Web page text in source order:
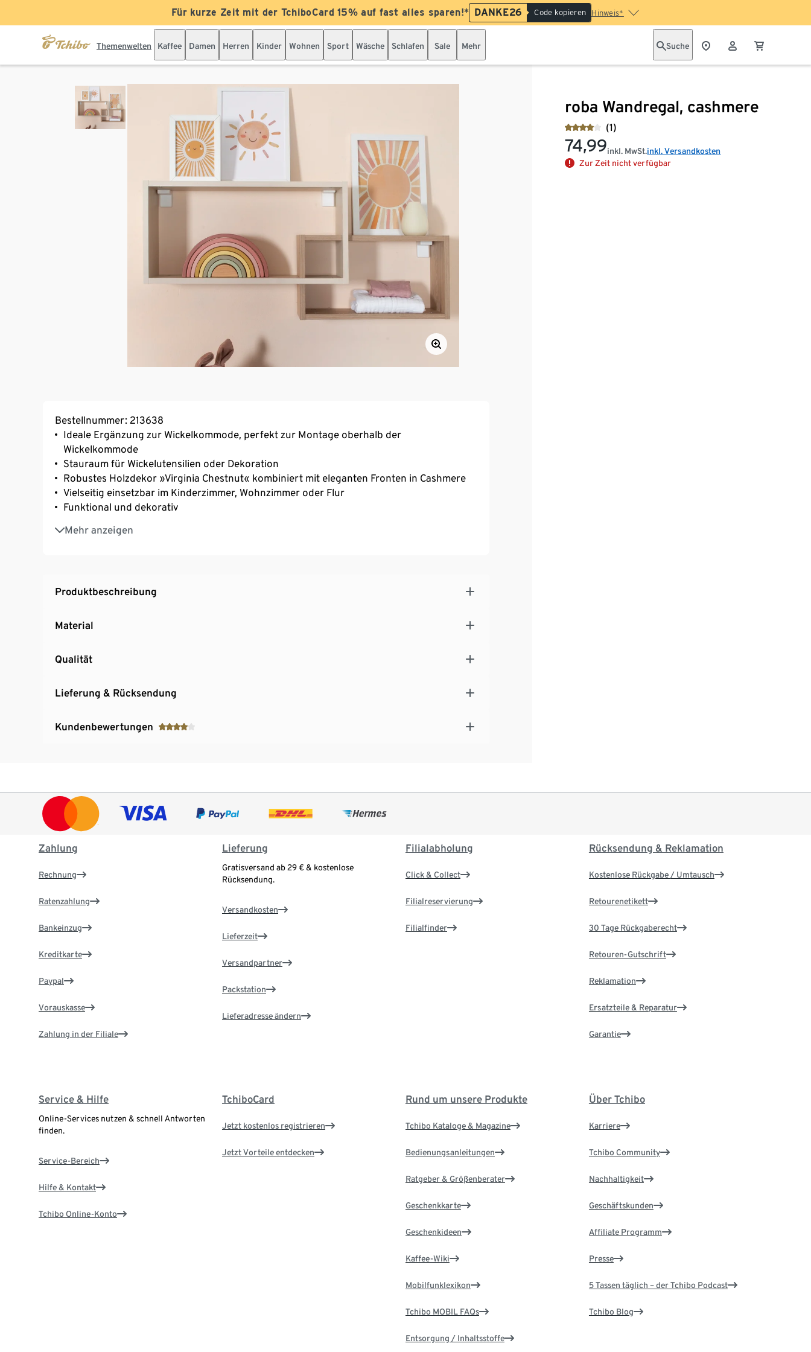
Für kurze Zeit mit der TchiboCard 15% auf fast alles sparen!* DANKE26 Code kopieren Hinweis*
Themenwelten Kaffee Damen Herren Kinder Wohnen Sport Wäsche Schlafen Sale Mehr Suche
roba Wandregal, cashmere
(1)
74,99inkl. MwSt.inkl. Versandkosten
Zur Zeit nicht verfügbar
Bestellnummer: 213638
Ideale Ergänzung zur Wickelkommode, perfekt zur Montage oberhalb der
Wickelkommode
Stauraum für Wickelutensilien oder Dekoration
Robustes Holzdekor »Virginia Chestnut« kombiniert mit eleganten Fronten in Cashmere
Vielseitig einsetzbar im Kinderzimmer, Wohnzimmer oder Flur
Funktional und dekorativ
Mehr anzeigen
Stabiler Aufbau mit abgerundeten Kanten für mehr Sicherheit
Ideal harmonierend mit den Wickelkommoden der roba Kinderzimmerserien »Jil« und
Produktbeschreibung
Material
Qualität
Lieferung & Rücksendung
Kundenbewertungen
Zahlung
Rechnung
Ratenzahlung
Bankeinzug
Kreditkarte
Paypal
Vorauskasse
Zahlung in der Filiale
Lieferung
Gratisversand ab 29 € & kostenlose
Rücksendung.
Versandkosten
Lieferzeit
Versandpartner
Packstation
Lieferadresse ändern
Filialabholung
Click & Collect
Filialreservierung
Filialfinder
Rücksendung & Reklamation
Kostenlose Rückgabe / Umtausch
Retourenetikett
30 Tage Rückgaberecht
Retouren-Gutschrift
Reklamation
Ersatzteile & Reparatur
Garantie
Service & Hilfe
Online-Services nutzen & schnell Antworten
finden.
Service-Bereich
Hilfe & Kontakt
Tchibo Online-Konto
TchiboCard
Jetzt kostenlos registrieren
Jetzt Vorteile entdecken
Rund um unsere Produkte
Tchibo Kataloge & Magazine
Bedienungsanleitungen
Ratgeber & Größenberater
Geschenkkarte
Geschenkideen
Kaffee-Wiki
Mobilfunklexikon
Tchibo MOBIL FAQs
Entsorgung / Inhaltsstoffe
Über Tchibo
Karriere
Tchibo Community
Nachhaltigkeit
Geschäftskunden
Affiliate Programm
Presse
5 Tassen täglich – der Tchibo Podcast
Tchibo Blog